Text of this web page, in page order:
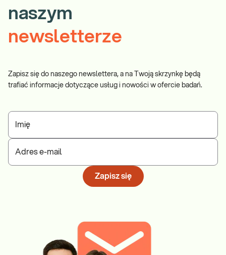
naszym
newsletterze
Zapisz się do naszego newslettera, a na Twoją skrzynkę będą
trafiać informacje dotyczące usług i nowości w ofercie badań.
Imię
Adres e-mail
Zapisz się